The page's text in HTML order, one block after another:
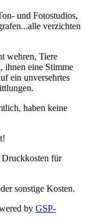
und Fotostudios,
verzichten
wehren, Tiere
ihnen eine Stimme
ein unversehrtes
haben keine
Druckkosten für
sonstige Kosten.
by GSP-